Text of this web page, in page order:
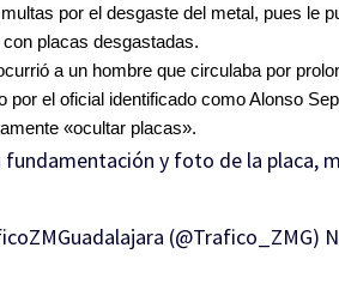
por el desgaste del metal, pues le
placas desgastadas.
a un hombre que circulaba por
por el oficial identificado como Alonso
«ocultar placas».
fundamentación y foto de la placa,
(@Trafico_ZMG)